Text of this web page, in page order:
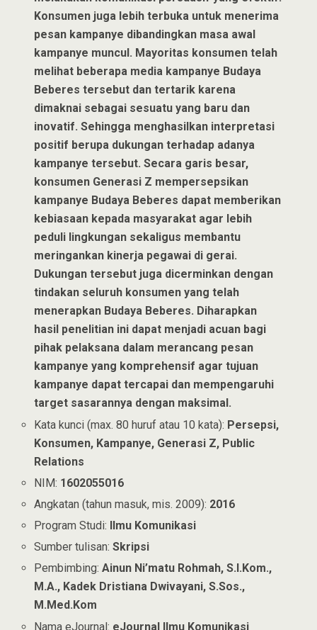
Konsumen juga lebih terbuka untuk menerima
pesan kampanye dibandingkan masa awal
kampanye muncul. Mayoritas konsumen telah
melihat beberapa media kampanye Budaya
Beberes tersebut dan tertarik karena
dimaknai sebagai sesuatu yang baru dan
inovatif. Sehingga menghasilkan interpretasi
positif berupa dukungan terhadap adanya
kampanye tersebut. Secara garis besar,
konsumen Generasi Z mempersepsikan
kampanye Budaya Beberes dapat memberikan
kebiasaan kepada masyarakat agar lebih
peduli lingkungan sekaligus membantu
meringankan kinerja pegawai di gerai.
Dukungan tersebut juga dicerminkan dengan
tindakan seluruh konsumen yang telah
menerapkan Budaya Beberes. Diharapkan
hasil penelitian ini dapat menjadi acuan bagi
pihak pelaksana dalam merancang pesan
kampanye yang komprehensif agar tujuan
kampanye dapat tercapai dan mempengaruhi
target sasarannya dengan maksimal.
Kata kunci (max. 80 huruf atau 10 kata): Persepsi,
Konsumen, Kampanye, Generasi Z, Public
Relations
NIM: 1602055016
Angkatan (tahun masuk, mis. 2009): 2016
Program Studi: Ilmu Komunikasi
Sumber tulisan:Skripsi
Pembimbing:Ainun Ni’matu Rohmah, S.I.Kom.,
M.A., Kadek Dristiana Dwivayani, S.Sos.,
M.Med.Kom
Nama eJournal: eJournal Ilmu Komunikasi